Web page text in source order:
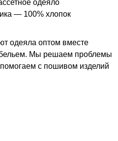
одеяло
— 100% хлопок
одеяла оптом вместе
Мы решаем проблемы
с пошивом изделий